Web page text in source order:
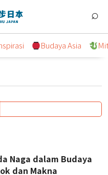
⌕
Budaya Asia
Naga dalam Budaya
dan Makna